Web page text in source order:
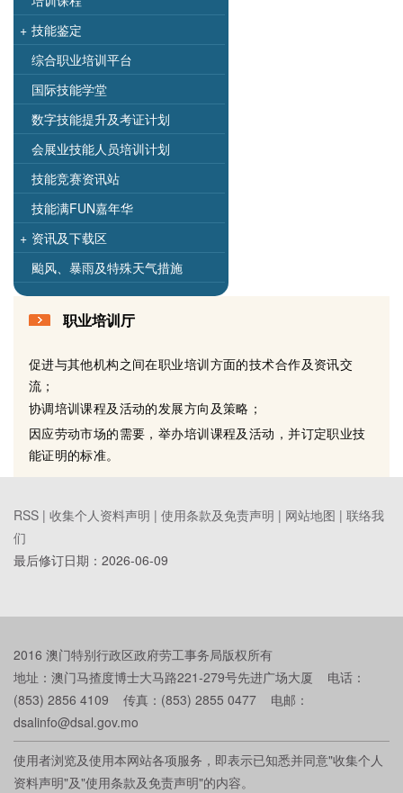
+ 技能鉴定
综合职业培训平台
国际技能学堂
数字技能提升及考证计划
会展业技能人员培训计划
技能竞赛资讯站
技能满FUN嘉年华
+ 资讯及下载区
颱风、暴雨及特殊天气措施
职业培训厅
促进与其他机构之间在职业培训方面的技术合作及资讯交
流；
协调培训课程及活动的发展方向及策略；
因应劳动市场的需要，举办培训课程及活动，并订定职业技
能证明的标准。
RSS | 收集个人资料声明 | 使用条款及免责声明 | 网站地图 | 联络我
们
最后修订日期： 2026-06-09
2016 澳门特别行政区政府劳工事务局版权所有
地址：澳门马揸度博士大马路221-279号先进广场大厦 电话：
(853) 2856 4109 传真：(853) 2855 0477 电邮：
dsalinfo@dsal.gov.mo
使用者浏览及使用本网站各项服务，即表示已知悉并同意"收集个人
资料声明"及"使用条款及免责声明"的内容。